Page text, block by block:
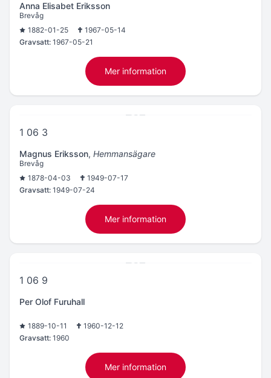
Anna Elisabet Eriksson
Brevåg
1882-01-25
1967-05-14
Gravsatt: 1967-05-21
Mer information
1 06 3
Magnus Eriksson, Hemmansägare
Brevåg
1878-04-03
1949-07-17
Gravsatt: 1949-07-24
Mer information
1 06 9
Per Olof Furuhall
1889-10-11
1960-12-12
Gravsatt: 1960
Mer information